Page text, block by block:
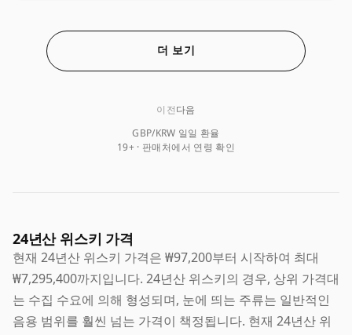
더 보기
GBP/KRW 일일 환율
19+ · 판매처에서 연령 확인
이전다음
24년산 위스키 가격
현재 24년산 위스키 가격은 ₩97,200부터 시작하여 최대
₩7,295,400까지입니다. 24년산 위스키의 경우, 상위 가격대
는 수집 수요에 의해 형성되며, 눈에 띄는 주류는 일반적인
음용 범위를 훨씬 넘는 가격이 책정됩니다. 현재 24년산 위